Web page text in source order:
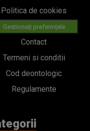
Politica de cookies
Gestionați preferințele
Contact
Termeni si conditii
Cod deontologic
Regulamente